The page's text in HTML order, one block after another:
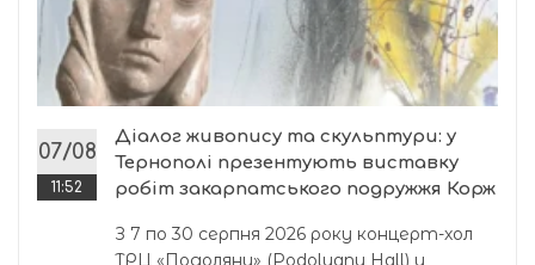
07/08
11:52
Діалог живопису та скульптури: у
Тернополі презентують виставку
робіт закарпатського подружжя Корж
З 7 по 30 серпня 2026 року концерт-хол
ТРЦ «Подоляни» (Podolyany Hall) у